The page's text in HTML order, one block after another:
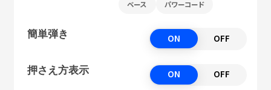
ベース パワーコード
簡単弾き ON OFF
押さえ方表示 ON OFF